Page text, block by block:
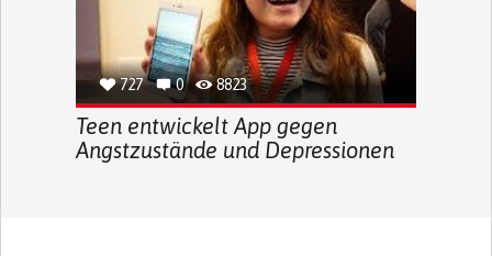
727 0 8823
Teen entwickelt App gegen
Angstzustände und Depressionen